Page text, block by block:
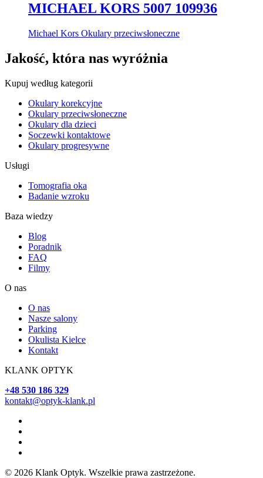
MICHAEL KORS 5007 109936
Michael Kors Okulary przeciwsłoneczne
Jakość, która nas wyróżnia
Kupuj według kategorii
Okulary korekcyjne
Okulary przeciwsłoneczne
Okulary dla dzieci
Soczewki kontaktowe
Okulary progresywne
Usługi
Tomografia oka
Badanie wzroku
Baza wiedzy
Blog
Poradnik
FAQ
Filmy
O nas
O nas
Nasze salony
Parking
Okulista Kielce
Kontakt
KLANK OPTYK
+48 530 186 329
kontakt@optyk-klank.pl
© 2026 Klank Optyk. Wszelkie prawa zastrzeżone.